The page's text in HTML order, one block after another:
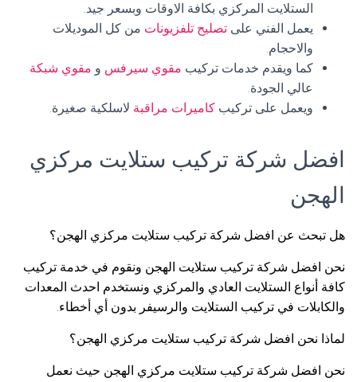
الستلايت المركزي بكافة الاوقات وبسعر جيد.
يعمل الفني على تصليح تلفزيونات من كل الموديلات
والاحجام.
كما ويقدم خدمات تركيب مقوي سيرفس و مقوي شبكة
عالي الجودة.
ويعمل على تركيب كاميرات مراقبة لاسلكية صغيرة.
افضل شركة تركيب ستلايت مركزي
الهجن
هل تبحث عن افضل شركة تركيب ستلايت مركزي الهجن؟
نحن افضل شركة تركيب ستلايت الهجن ونقوم في خدمة تركيب
كافة أنواع الستلايت العادي والمركزي ونستخدم احدث المعدات
والكابلات في تركيب الستلايت والرسيفر بدون أي أخطاء.
لماذا نحن افضل شركة تركيب ستلايت مركزي الهجن؟
نحن افضل شركة تركيب ستلايت مركزي الهجن حيث نعمل